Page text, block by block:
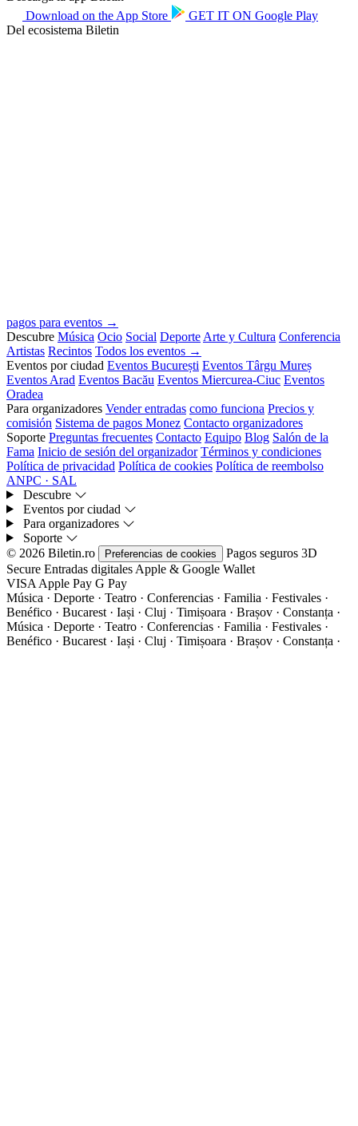
Download on the App Store GET IT ON Google Play
Del ecosistema Biletin
pagos para eventos →
Descubre Música Ocio Social Deporte Arte y Cultura Conferencia
Artistas Recintos Todos los eventos →
Eventos por ciudad Eventos București Eventos Târgu Mureș
Eventos Arad Eventos Bacău Eventos Miercurea-Ciuc Eventos
Oradea
Para organizadores Vender entradas como funciona Precios y
comisión Sistema de pagos Monez Contacto organizadores
Soporte Preguntas frecuentes Contacto Equipo Blog Salón de la
Fama Inicio de sesión del organizador Términos y condiciones
Política de privacidad Política de cookies Política de reembolso
ANPC · SAL
Descubre
Eventos por ciudad
Para organizadores
Soporte
© 2026 Biletin.ro
Preferencias de cookies Pagos seguros 3D
Secure Entradas digitales Apple & Google Wallet
VISA Apple Pay G Pay
Música · Deporte · Teatro · Conferencias · Familia · Festivales ·
Benéfico · Bucarest · Iași · Cluj · Timișoara · Brașov · Constanța ·
Música · Deporte · Teatro · Conferencias · Familia · Festivales ·
Benéfico · Bucarest · Iași · Cluj · Timișoara · Brașov · Constanța ·